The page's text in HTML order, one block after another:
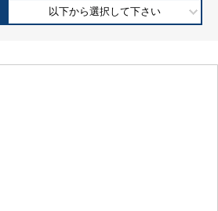
以下から選択して下さい